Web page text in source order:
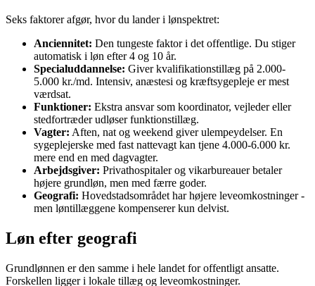
Seks faktorer afgør, hvor du lander i lønspektret:
Anciennitet: Den tungeste faktor i det offentlige. Du stiger
automatisk i løn efter 4 og 10 år.
Specialuddannelse: Giver kvalifikationstillæg på 2.000-
5.000 kr./md. Intensiv, anæstesi og kræftsygepleje er mest
værdsat.
Funktioner: Ekstra ansvar som koordinator, vejleder eller
stedfortræder udløser funktionstillæg.
Vagter: Aften, nat og weekend giver ulempeydelser. En
sygeplejerske med fast nattevagt kan tjene 4.000-6.000 kr.
mere end en med dagvagter.
Arbejdsgiver: Privathospitaler og vikarbureauer betaler
højere grundløn, men med færre goder.
Geografi: Hovedstadsområdet har højere leveomkostninger -
men løntillæggene kompenserer kun delvist.
Løn efter geografi
Grundlønnen er den samme i hele landet for offentligt ansatte.
Forskellen ligger i lokale tillæg og leveomkostninger.